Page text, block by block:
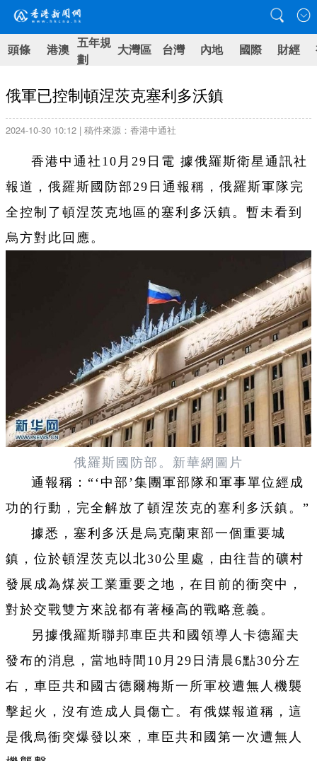
頭條 港澳 五年規
劃
大灣區 台灣 內地 國際 財經
俄軍已控制頓涅茨克塞利多沃鎮
2024-10-30 10:12 | 稿件來源：香港中通社
香港中通社10月29日電 據俄羅斯衛星通訊社
報道，俄羅斯國防部29日通報稱，俄羅斯軍隊完
全控制了頓涅茨克地區的塞利多沃鎮。暫未看到
烏方對此回應。
俄羅斯國防部。新華網圖片
通報稱：“‘中部’集團軍部隊和軍事單位經成
功的行動，完全解放了頓涅茨克的塞利多沃鎮。”
據悉，塞利多沃是烏克蘭東部一個重要城
鎮，位於頓涅茨克以北30公里處，由往昔的礦村
發展成為煤炭工業重要之地，在目前的衝突中，
對於交戰雙方來說都有著極高的戰略意義。
另據俄羅斯聯邦車臣共和國領導人卡德羅夫
發布的消息，當地時間10月29日清晨6點30分左
右，車臣共和國古德爾梅斯一所軍校遭無人機襲
擊起火，沒有造成人員傷亡。有俄媒報道稱，這
是俄烏衝突爆發以來，車臣共和國第一次遭無人